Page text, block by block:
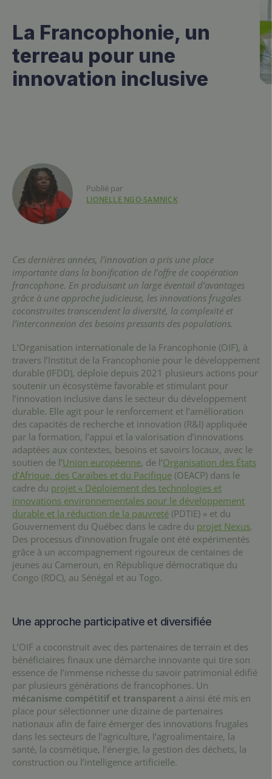
La Francophonie, un
terreau pour une
innovation inclusive
Publié par
LIONELLE NGO-SAMNICK
Ces dernières années, l’innovation a pris une place
importante dans la bonification de l’offre de coopération
francophone. En produisant un large éventail d’avantages
grâce à une approche judicieuse, les innovations frugales
coconstruites transcendent la diversité, la complexité et
l’interconnexion des besoins pressants des populations.
L’Organisation internationale de la Francophonie (OIF), à
travers l’Institut de la Francophonie pour le développement
durable (IFDD), déploie depuis 2021 plusieurs actions pour
soutenir un écosystème favorable et stimulant pour
l’innovation inclusive dans le secteur du développement
durable. Elle agit pour le renforcement et l’amélioration
des capacités de recherche et innovation (R&I) appliquée
par la formation, l’appui et la valorisation d’innovations
adaptées aux contextes, besoins et savoirs locaux, avec le
soutien de l’Union européenne, de l’Organisation des États
d’Afrique, des Caraïbes et du Pacifique (OEACP) dans le
cadre du projet « Déploiement des technologies et
innovations environnementales pour le développement
durable et la réduction de la pauvreté (PDTIE) » et du
Gouvernement du Québec dans le cadre du projet Nexus.
Des processus d’innovation frugale ont été expérimentés
grâce à un accompagnement rigoureux de centaines de
jeunes au Cameroun, en République démocratique du
Congo (RDC), au Sénégal et au Togo.
Une approche participative et diversifiée
L’OIF a coconstruit avec des partenaires de terrain et des
bénéficiaires finaux une démarche innovante qui tire son
essence de l’immense richesse du savoir patrimonial édifié
par plusieurs générations de francophones. Un
mécanisme compétitif et transparent a ainsi été mis en
place pour sélectionner une dizaine de partenaires
nationaux afin de faire émerger des innovations frugales
dans les secteurs de l’agriculture, l’agroalimentaire, la
santé, la cosmétique, l’énergie, la gestion des déchets, la
construction ou l’intelligence artificielle.